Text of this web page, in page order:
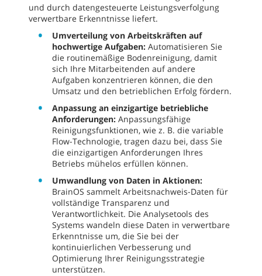
und durch datengesteuerte Leistungsverfolgung
verwertbare Erkenntnisse liefert.
Umverteilung von Arbeitskräften auf
hochwertige Aufgaben: Automatisieren Sie
die routinemäßige Bodenreinigung, damit
sich Ihre Mitarbeitenden auf andere
Aufgaben konzentrieren können, die den
Umsatz und den betrieblichen Erfolg fördern.
Anpassung an einzigartige betriebliche
Anforderungen: Anpassungsfähige
Reinigungsfunktionen, wie z. B. die variable
Flow-Technologie, tragen dazu bei, dass Sie
die einzigartigen Anforderungen Ihres
Betriebs mühelos erfüllen können.
Umwandlung von Daten in Aktionen:
BrainOS sammelt Arbeitsnachweis-Daten für
vollständige Transparenz und
Verantwortlichkeit. Die Analysetools des
Systems wandeln diese Daten in verwertbare
Erkenntnisse um, die Sie bei der
kontinuierlichen Verbesserung und
Optimierung Ihrer Reinigungsstrategie
unterstützen.